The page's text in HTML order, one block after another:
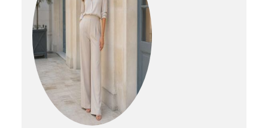
bijoux Miore sont
présentés dans un
bel écrin bleu